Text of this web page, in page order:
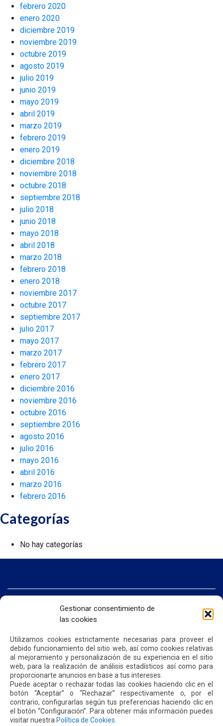
Gestionar consentimiento de
las cookies
Utilizamos cookies estrictamente necesarias para proveer el
debido funcionamiento del sitio web, así como cookies relativas
al mejoramiento y personalización de su experiencia en el sitio
web, para la realización de análisis estadísticos así como para
proporcionarte anuncios en base a tus intereses.
Puede aceptar o rechazar todas las cookies haciendo clic en el
botón “Aceptar” o “Rechazar” respectivamente o, por el
contrario, configurarlas según tus preferencias haciendo clic en
el botón “Configuración”. Para obtener más información puedes
visitar nuestra Política de Cookies
febrero 2020
enero 2020
diciembre 2019
noviembre 2019
octubre 2019
agosto 2019
julio 2019
junio 2019
mayo 2019
abril 2019
marzo 2019
febrero 2019
enero 2019
diciembre 2018
noviembre 2018
octubre 2018
septiembre 2018
julio 2018
junio 2018
mayo 2018
abril 2018
marzo 2018
febrero 2018
enero 2018
noviembre 2017
octubre 2017
septiembre 2017
julio 2017
mayo 2017
marzo 2017
febrero 2017
enero 2017
diciembre 2016
noviembre 2016
octubre 2016
septiembre 2016
agosto 2016
julio 2016
mayo 2016
abril 2016
marzo 2016
febrero 2016
Categorías
No hay categorías
SOMOS QUIPORT
SOSTENIBILIDAD
CONTÁCTENOS
POLÍTICA DE PRIVACIDADPOLÍTICA DE COOKIES
Dirección: Parroquia Tababela S/N vía a Yaruquí. Aeropuerto